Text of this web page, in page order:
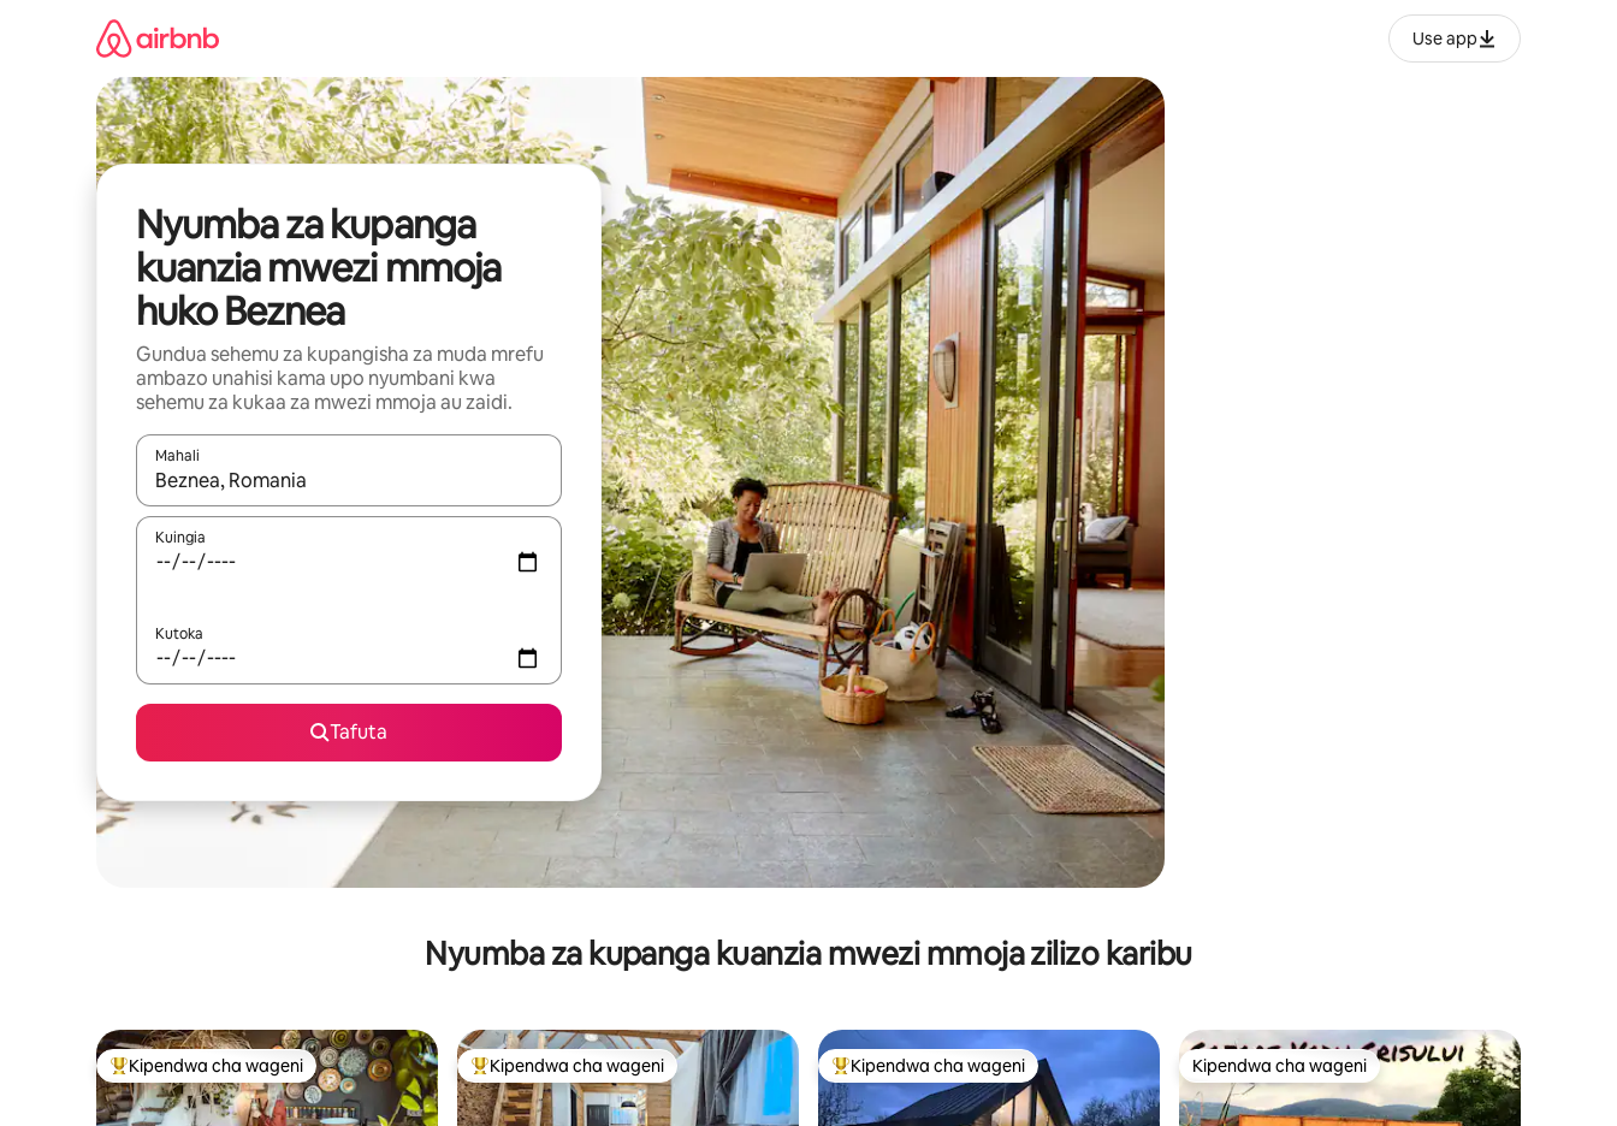
Use app
Nyumba za kupanga
kuanzia mwezi mmoja
huko Beznea
Gundua sehemu za kupangisha za muda mrefu
ambazo unahisi kama upo nyumbani kwa
sehemu za kukaa za mwezi mmoja au zaidi.
Mahali
Wakati matokeo yanapatikana, vinjari kwa kutumia vitufe vya vishale vya juu na chini au uchunguze kwa kugusa au kutelezesha kidole kwenye ishara.
Kuingia
Kutoka
Tafuta
Nyumba za kupanga kuanzia mwezi mmoja zilizo karibu
Kipendwa maarufu cha wageni
Kipendwa cha wageni Kipendwa maarufu cha wageni
Kipendwa cha wageni Kipendwa maarufu cha wageni
Kipendwa cha wageni Kipendwa cha wageni
Kipendwa cha wageni